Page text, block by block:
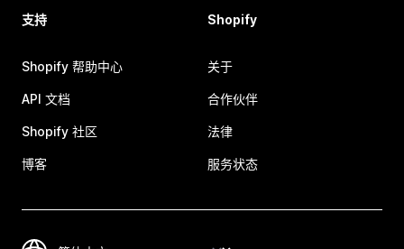
支持
Shopify 帮助中心
API 文档
Shopify 社区
博客
Shopify
关于
合作伙伴
法律
服务状态